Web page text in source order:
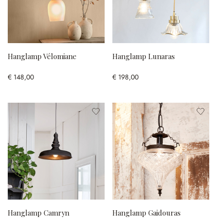
Hanglamp Vélomiane
€ 148,00
Hanglamp Lunaras
€ 198,00
Hanglamp Camryn Hanglamp Gaidouras